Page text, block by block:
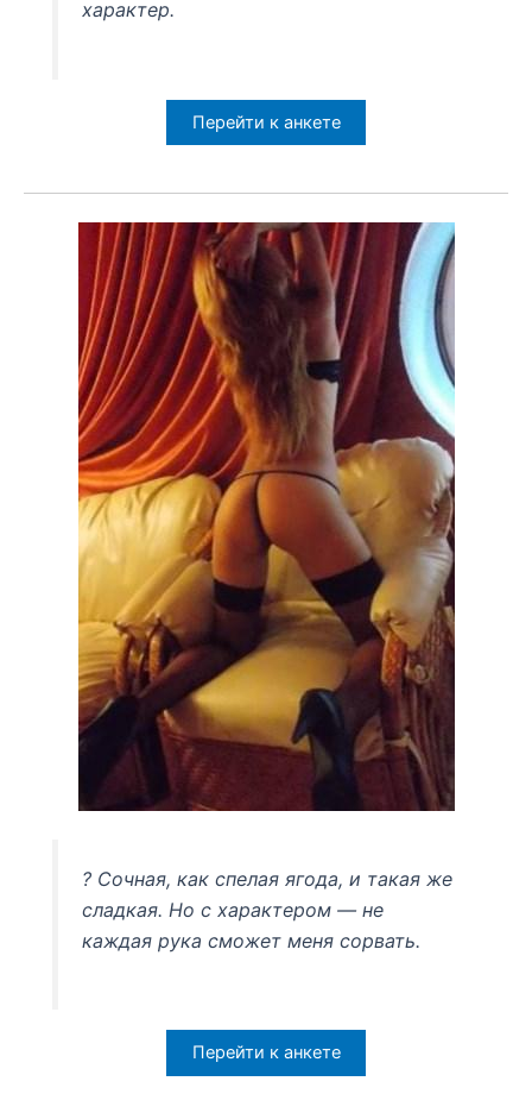
характер.
Перейти к анкете
? Сочная, как спелая ягода, и такая же
сладкая. Но с характером — не
каждая рука сможет меня сорвать.
Перейти к анкете